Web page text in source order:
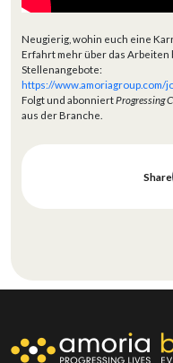
Neugierig, wohin euch eine
Erfahrt mehr über das
Stellenangebote:
https://www.amoriagroup.com/
Folgt und abonniertProgressing
aus der Branche.
Share